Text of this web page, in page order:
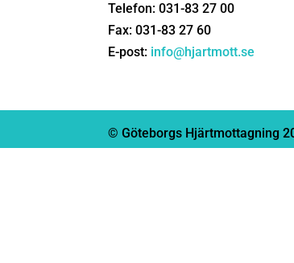
Telefon: 031-83 27 00
Fax: 031-83 27 60
E-post: info@hjartmott.se
© Göteborgs Hjärtmottagning